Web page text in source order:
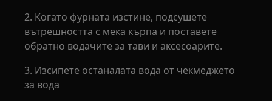
2. Когато фурната изстине, подсушете
вътрешността с мека кърпа и поставете
обратно водачите за тави и аксесоарите.
3. Изсипете останалата вода от чекмеджето
за вода